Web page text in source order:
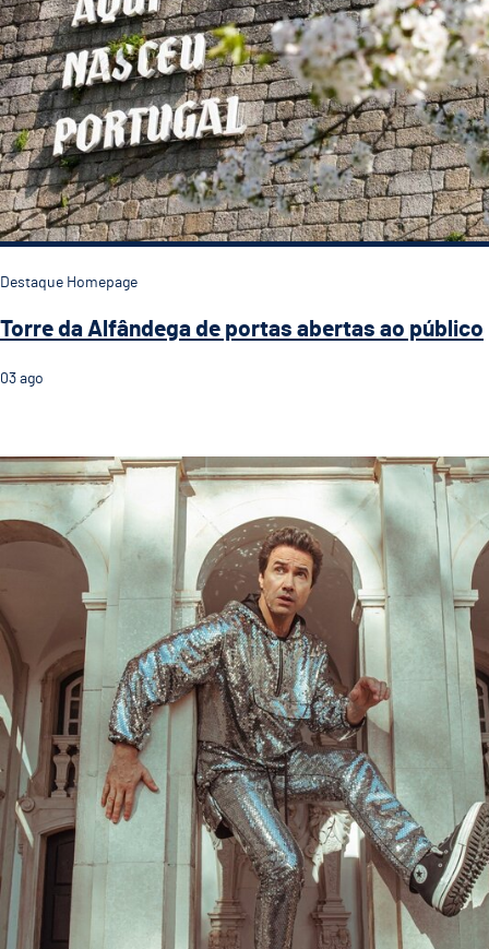
Destaque Homepage
Torre da Alfândega de portas abertas ao público
03 ago
Manta estende-se nos jardins do CCVF com